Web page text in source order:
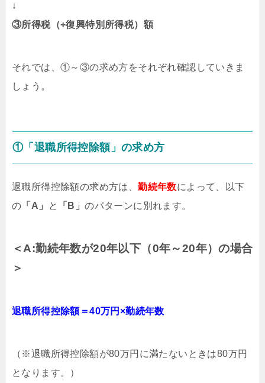
↓
③所得税（+復興特別所得税）額
それでは、①～③の求め方をそれぞれ確認していきま
しょう。
①「退職所得控除額」の求め方
退職所得控除額の求め方は、勤続年数によって、以下
の 「A」 と 「B」のパターンに別れます。
＜A:勤続年数が20年以下（0年～20年）の場合
＞
退職所得控除額＝40万円×勤続年数
（※退職所得控除額が80万円に満たないときは80万円
となります。）